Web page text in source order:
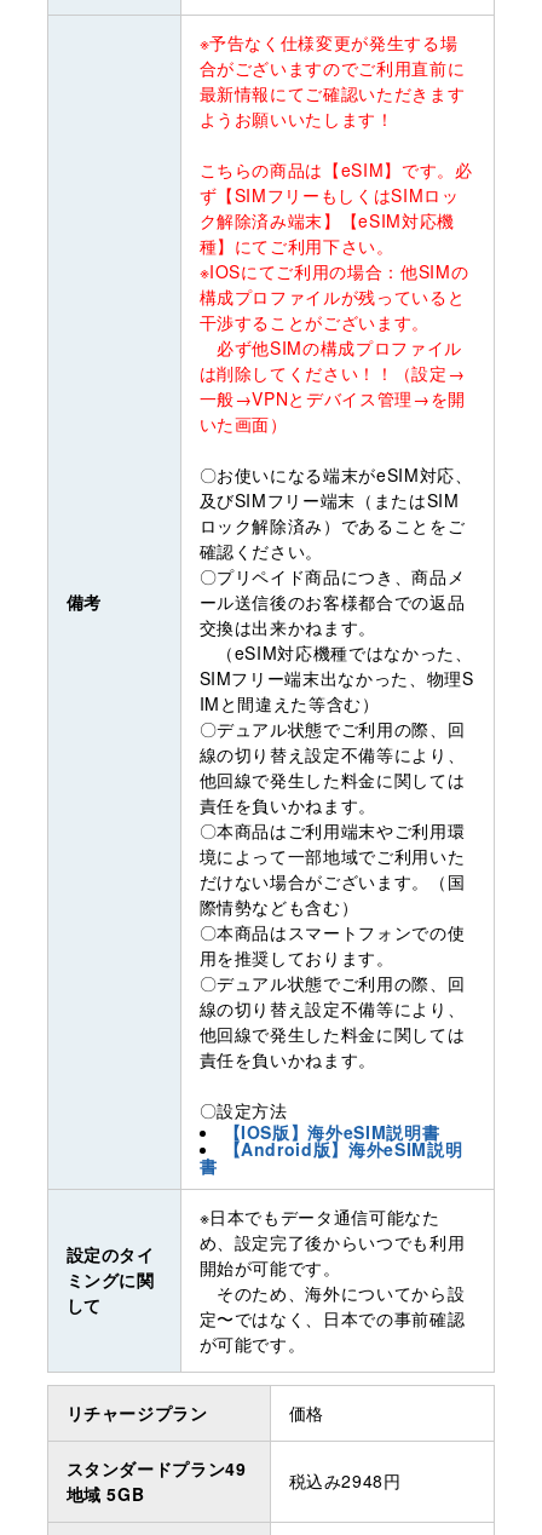
備考
※予告なく仕様変更が発生する場
合がございますのでご利用直前に
最新情報にてご確認いただきます
ようお願いいたします！
こちらの商品は【eSIM】です。必
ず【SIMフリーもしくはSIMロッ
ク解除済み端末】【eSIM対応機
種】にてご利用下さい。
※IOSにてご利用の場合：他SIMの
構成プロファイルが残っていると
干渉することがございます。
必ず他SIMの構成プロファイル
は削除してください！！（設定→
一般→VPNとデバイス管理→を開
いた画面）
〇お使いになる端末がeSIM対応、
及びSIMフリー端末（またはSIM
ロック解除済み）であることをご
確認ください。
〇プリペイド商品につき、商品メ
ール送信後のお客様都合での返品
交換は出来かねます。
（eSIM対応機種ではなかった、
SIMフリー端末出なかった、物理S
IMと間違えた等含む）
〇デュアル状態でご利用の際、回
線の切り替え設定不備等により、
他回線で発生した料金に関しては
責任を負いかねます。
〇本商品はご利用端末やご利用環
境によって一部地域でご利用いた
だけない場合がございます。（国
際情勢なども含む）
〇本商品はスマートフォンでの使
用を推奨しております。
〇デュアル状態でご利用の際、回
線の切り替え設定不備等により、
他回線で発生した料金に関しては
責任を負いかねます。
〇設定方法
【IOS版】海外eSIM説明書
【Android版】海外eSIM説明
書
設定のタイ
ミングに関
して
※日本でもデータ通信可能なた
め、設定完了後からいつでも利用
開始が可能です。
そのため、海外についてから設
定〜ではなく、日本での事前確認
が可能です。
リチャージプラン 価格
スタンダードプラン49
地域 5GB
税込み2948円